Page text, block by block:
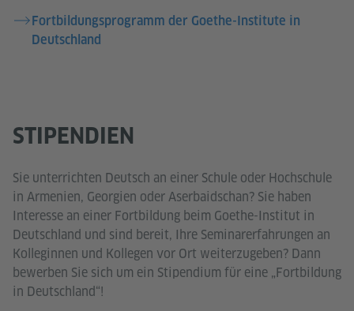
Fortbildungsprogramm der Goethe-Institute in
Deutschland
STIPENDIEN
Sie unterrichten Deutsch an einer Schule oder Hochschule
in Armenien, Georgien oder Aserbaidschan? Sie haben
Interesse an einer Fortbildung beim Goethe-Institut in
Deutschland und sind bereit, Ihre Seminarerfahrungen an
Kolleginnen und Kollegen vor Ort weiterzugeben? Dann
bewerben Sie sich um ein Stipendium für eine „Fortbildung
in Deutschland“!